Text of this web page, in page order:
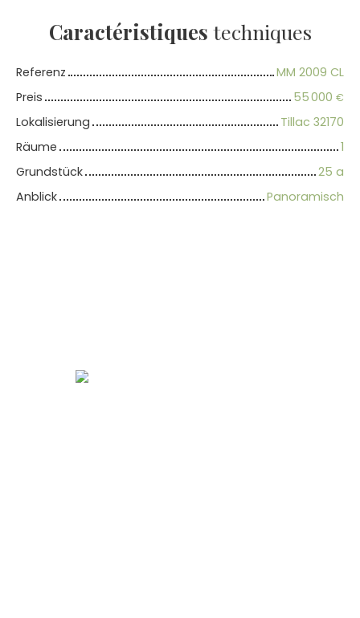
Caractéristiques techniques
Referenz
MM 2009 CL
Preis
55 000 €
Lokalisierung
Tillac 32170
Räume
1
Grundstück
25 a
Anblick
Panoramisch